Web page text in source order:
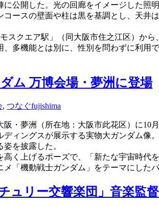
公開した。光の回廊をイメージした照
ースの壁面や柱は黒を基調とし、天井
スクエア駅」（同大阪市住之江区）か
多機能とは別に、性別を問わずに利用
ム 万博会場・夢洲に登場
,つなぐfujishima
・夢洲（所在地：大阪市此花区）に10
ィングスが展示する実物大ガンダム像
を披露した。
く上げるポーズで、「新たな宇宙時代
「機動戦士ガンダム」をテーマにした
ュリー交響楽団」音楽監